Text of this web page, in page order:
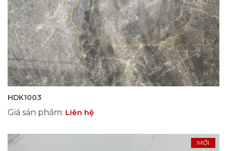
HDK1003
Giá sản phẩm: Liên hệ
MỚI